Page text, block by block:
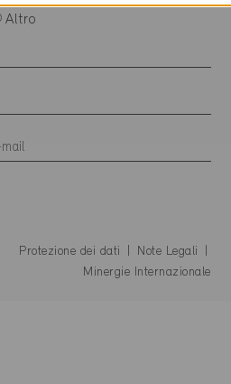
Altro
Protezione dei dati
Note Legali
Minergie Internazionale